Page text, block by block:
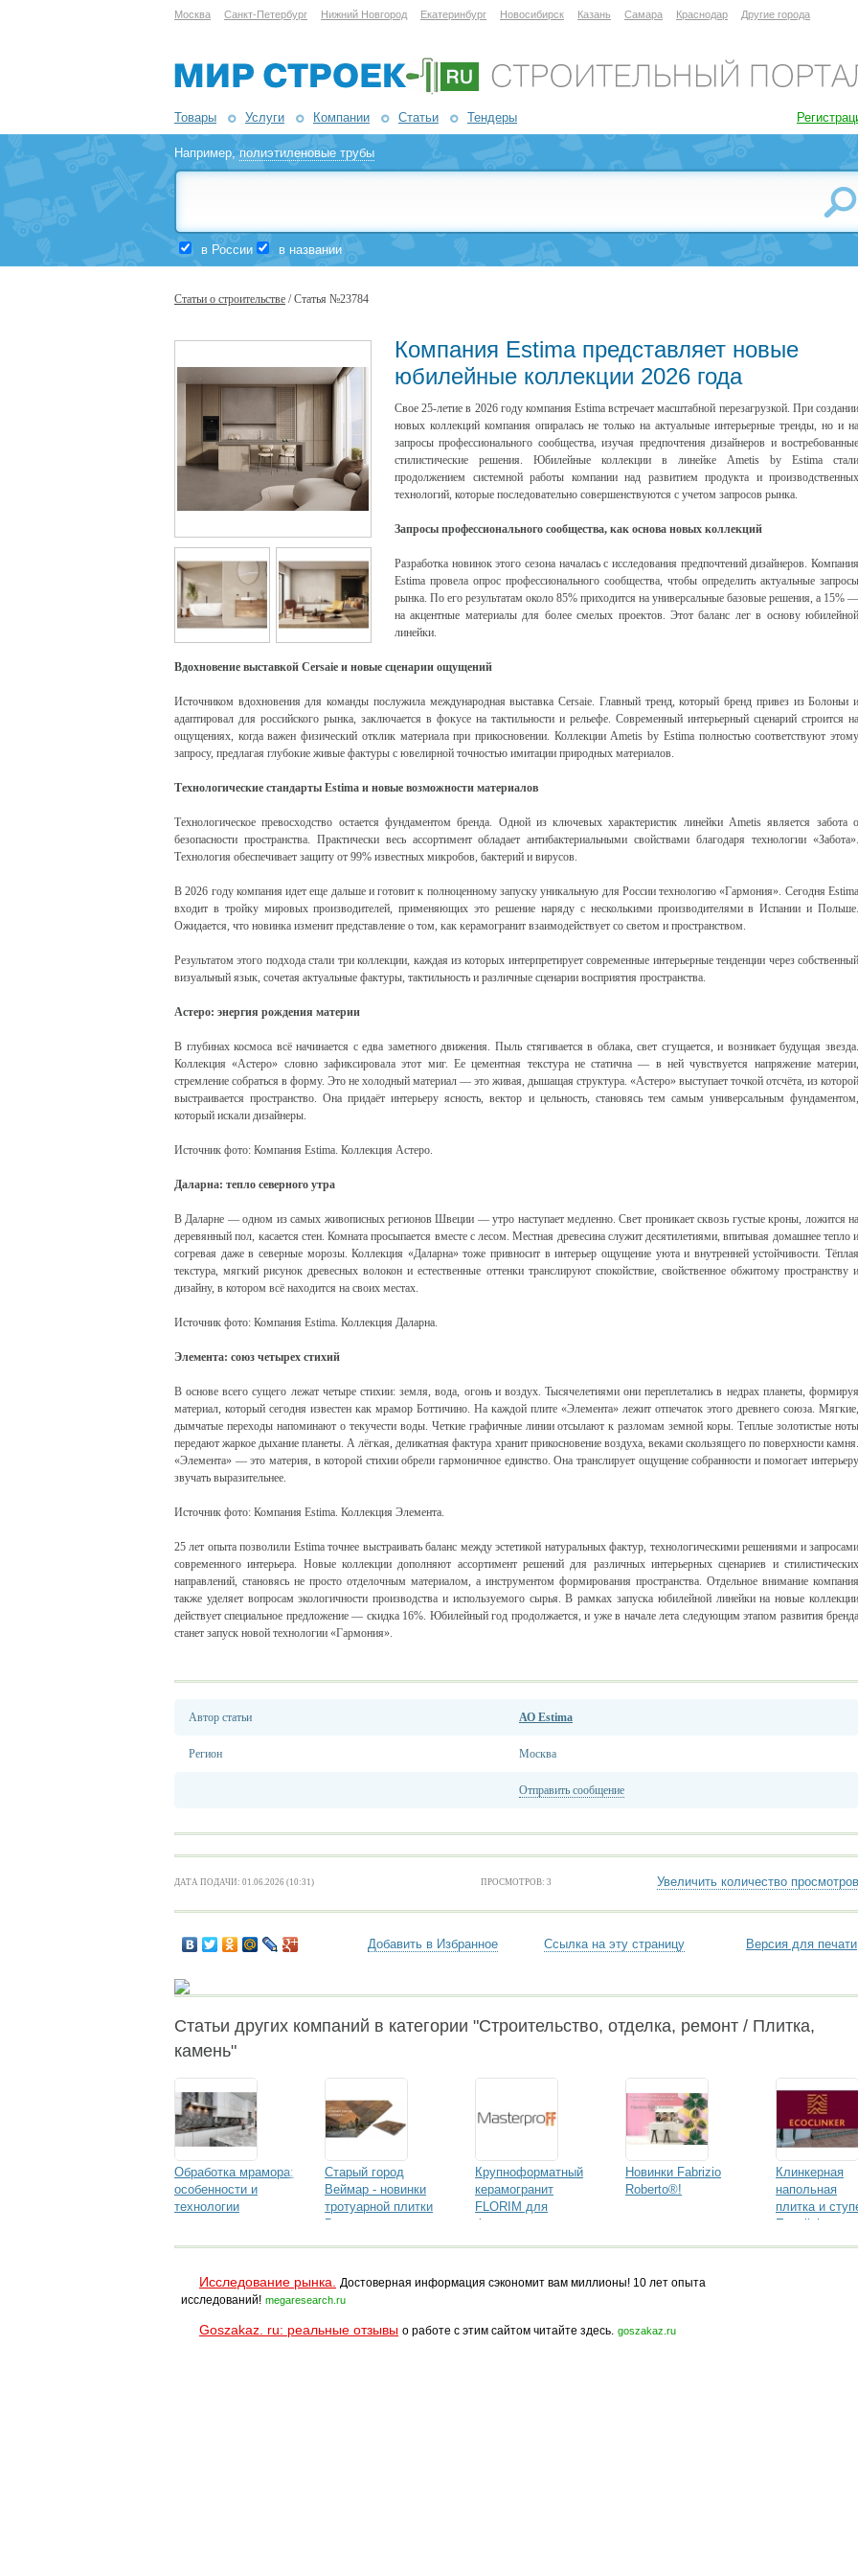
Москва Санкт-Петербург Нижний Новгород Екатеринбург Новосибирск Казань Самара Краснодар Другие города
Товары Услуги Компании Статьи Тендеры
Например,полиэтиленовые трубы
в России в названии
Статьи о строительстве / Статья №23784
Компания Estima представляет новые
юбилейные коллекции 2026 года
Свое 25-летие в 2026 году компания Estima встречает масштабной перезагрузкой. При создании
новых коллекций компания опиралась не только на актуальные интерьерные тренды, но и на
запросы профессионального сообщества, изучая предпочтения дизайнеров и востребованные
стилистические решения. Юбилейные коллекции в линейке Ametis by Estima стали
продолжением системной работы компании над развитием продукта и производственных
технологий, которые последовательно совершенствуются с учетом запросов рынка.
Запросы профессионального сообщества, как основа новых коллекций
Разработка новинок этого сезона началась с исследования предпочтений дизайнеров. Компания
Estima провела опрос профессионального сообщества, чтобы определить актуальные запросы
рынка. По его результатам около 85% приходится на универсальные базовые решения, а 15% —
на акцентные материалы для более смелых проектов. Этот баланс лег в основу юбилейной
линейки.
Вдохновение выставкой Cersaie и новые сценарии ощущений
Источником вдохновения для команды послужила международная выставка Cersaie. Главный тренд, который бренд привез из Болоньи и
адаптировал для российского рынка, заключается в фокусе на тактильности и рельефе. Современный интерьерный сценарий строится на
ощущениях, когда важен физический отклик материала при прикосновении. Коллекции Ametis by Estima полностью соответствуют этому
запросу, предлагая глубокие живые фактуры с ювелирной точностью имитации природных материалов.
Технологические стандарты Estima и новые возможности материалов
Технологическое превосходство остается фундаментом бренда. Одной из ключевых характеристик линейки Ametis является забота о
безопасности пространства. Практически весь ассортимент обладает антибактериальными свойствами благодаря технологии «Забота».
Технология обеспечивает защиту от 99% известных микробов, бактерий и вирусов.
В 2026 году компания идет еще дальше и готовит к полноценному запуску уникальную для России технологию «Гармония». Сегодня Estima
входит в тройку мировых производителей, применяющих это решение наряду с несколькими производителями в Испании и Польше.
Ожидается, что новинка изменит представление о том, как керамогранит взаимодействует со светом и пространством.
Результатом этого подхода стали три коллекции, каждая из которых интерпретирует современные интерьерные тенденции через собственный
визуальный язык, сочетая актуальные фактуры, тактильность и различные сценарии восприятия пространства.
Астеро: энергия рождения материи
В глубинах космоса всё начинается с едва заметного движения. Пыль стягивается в облака, свет сгущается, и возникает будущая звезда.
Коллекция «Астеро» словно зафиксировала этот миг. Ее цементная текстура не статична — в ней чувствуется напряжение материи,
стремление собраться в форму. Это не холодный материал — это живая, дышащая структура. «Астеро» выступает точкой отсчёта, из которой
выстраивается пространство. Она придаёт интерьеру ясность, вектор и цельность, становясь тем самым универсальным фундаментом,
который искали дизайнеры.
Источник фото: Компания Estima. Коллекция Астеро.
Даларна: тепло северного утра
В Даларне — одном из самых живописных регионов Швеции — утро наступает медленно. Свет проникает сквозь густые кроны, ложится на
деревянный пол, касается стен. Комната просыпается вместе с лесом. Местная древесина служит десятилетиями, впитывая домашнее тепло и
согревая даже в северные морозы. Коллекция «Даларна» тоже привносит в интерьер ощущение уюта и внутренней устойчивости. Тёплая
текстура, мягкий рисунок древесных волокон и естественные оттенки транслируют спокойствие, свойственное обжитому пространству и
дизайну, в котором всё находится на своих местах.
Источник фото: Компания Estima. Коллекция Даларна.
Элемента: союз четырех стихий
В основе всего сущего лежат четыре стихии: земля, вода, огонь и воздух. Тысячелетиями они переплетались в недрах планеты, формируя
материал, который сегодня известен как мрамор Боттичино. На каждой плите «Элемента» лежит отпечаток этого древнего союза. Мягкие,
дымчатые переходы напоминают о текучести воды. Четкие графичные линии отсылают к разломам земной коры. Теплые золотистые ноты
передают жаркое дыхание планеты. А лёгкая, деликатная фактура хранит прикосновение воздуха, веками скользящего по поверхности камня.
«Элемента» — это материя, в которой стихии обрели гармоничное единство. Она транслирует ощущение собранности и помогает интерьеру
звучать выразительнее.
Источник фото: Компания Estima. Коллекция Элемента.
25 лет опыта позволили Estima точнее выстраивать баланс между эстетикой натуральных фактур, технологическими решениями и запросами
современного интерьера. Новые коллекции дополняют ассортимент решений для различных интерьерных сценариев и стилистических
направлений, становясь не просто отделочным материалом, а инструментом формирования пространства. Отдельное внимание компания
также уделяет вопросам экологичности производства и используемого сырья. В рамках запуска юбилейной линейки на новые коллекции
действует специальное предложение — скидка 16%. Юбилейный год продолжается, и уже в начале лета следующим этапом развития бренда
станет запуск новой технологии «Гармония».
Автор статьи АО Estima
Регион Москва
Отправить сообщение
ДАТА ПОДАЧИ: 01.06.2026 (10:31) ПРОСМОТРОВ: 3 Увеличить количество просмотров
Добавить в Избранное Ссылка на эту страницу Версия для печати
Статьи других компаний в категории "Строительство, отделка, ремонт / Плитка,
камень"
Обработка мрамора:
особенности и
технологии
Старый город
Веймар - новинки
тротуарной плитки
Braer
Крупноформатный
керамогранит
FLORIM для
фасадов
Новинки Fabrizio
Roberto®!
Клинкерная
напольная
плитка и
Ecoclinker
Исследование рынка.
Достоверная информация сэкономит вам миллионы! 10 лет опыта
исследований! megaresearch.ru
Goszakaz. ru: реальные отзывы о работе с этим сайтом читайте здесь. goszakaz.ru